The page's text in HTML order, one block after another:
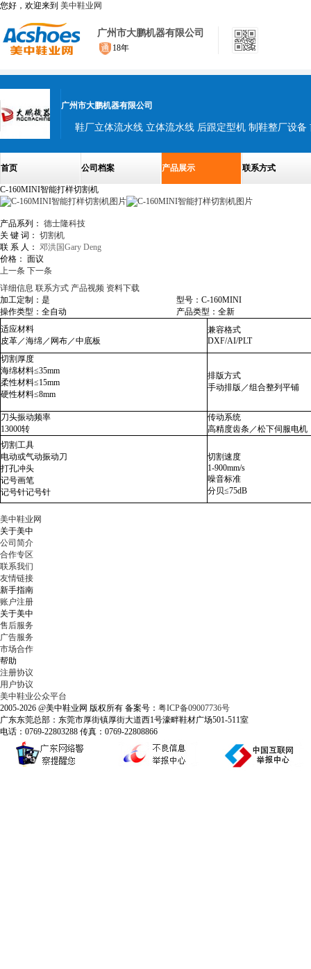
您好，欢迎来到 美中鞋业网
广州市大鹏机器有限公司
18年
广州市大鹏机器有限公司
首页 公司档案 产品展示 联系方式
C-160MINI智能打样切割机
产品系列： 德士隆科技
关 键 词： 切割机
联 系 人： 邓洪国Gary Deng
价格： 面议
上一条 下一条
详细信息 联系方式 产品视频 资料下载
加工定制：是
型号：C-160MINI
操作类型：全自动
产品类型：全新
适应材料
皮革／海绵／网布／中底板
兼容格式
DXF/AI/PLT
切割厚度
海绵材料≤35mm
柔性材料≤15mm
硬性材料≤8mm
排版方式
手动排版／组合整列平铺
刀头振动频率
13000转
传动系统
高精度齿条／松下伺服电机
切割工具
电动或气动振动刀
打孔冲头
记号画笔
记号针记号针
切割速度
1-900mm/s
噪音标准
分贝≤75dB
美中鞋业网
关于美中
公司简介
合作专区
联系我们
友情链接
新手指南
账户注册
关于美中
售后服务
广告服务
市场合作
帮助
注册协议
用户协议
美中鞋业公众平台
2005-2026 @美中鞋业网 版权所有 备案号： 粤ICP备09007736号
广东东莞总部：东莞市厚街镇厚街大道西1号濠畔鞋材广场501-511室
电话：0769-22803288 传真：0769-22808866